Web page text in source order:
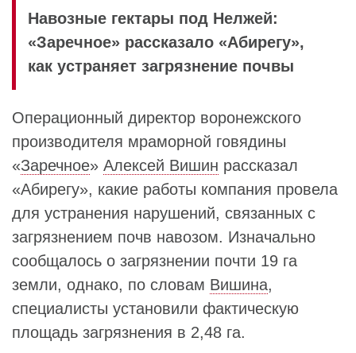
Навозные гектары под Нелжей:
«Заречное» рассказало «Абирегу»,
как устраняет загрязнение почвы
Операционный директор воронежского
производителя мраморной говядины
«Заречное» Алексей Вишин рассказал
«Абирегу», какие работы компания провела
для устранения нарушений, связанных с
загрязнением почв навозом. Изначально
сообщалось о загрязнении почти 19 га
земли, однако, по словам Вишина,
специалисты установили фактическую
площадь загрязнения в 2,48 га.